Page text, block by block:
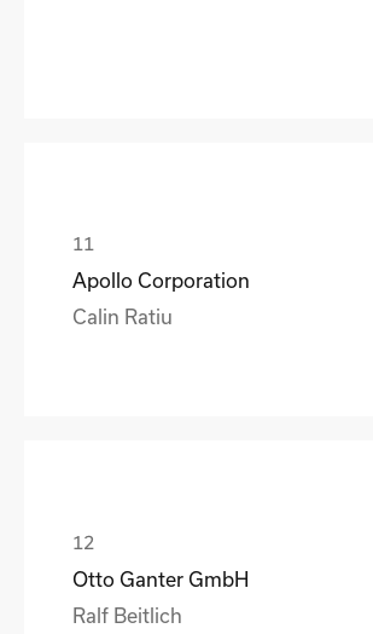
Apollo Corporation
Calin Ratiu
Otto Ganter GmbH
Ralf Beitlich